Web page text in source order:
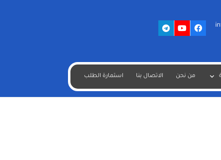
من نحن الاتصال بنا استمارة الطلب